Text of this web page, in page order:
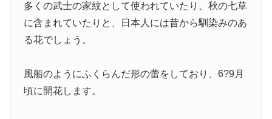
多くの武士の家紋として使われていたり、秋の七草
に含まれていたりと、日本人には昔から馴染みのあ
る花でしょう。
風船のようにふくらんだ形の蕾をしており、6?9月
頃に開花します。